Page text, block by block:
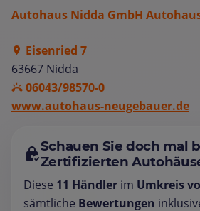
Autohaus Nidda GmbH
Eisenried 7
63667 Nidda
06043/98570-0
www.autohaus-neugebauer.de
Schauen Sie doch mal
Zertifizierten
Diese 11 Händler im Umkreis
sämtliche Bewertungen